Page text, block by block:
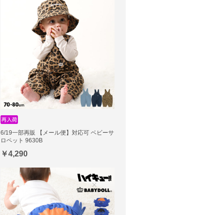
6/19一部再販 【メール便】対応可 ベビーサ
ロペット 9630B
￥4,290